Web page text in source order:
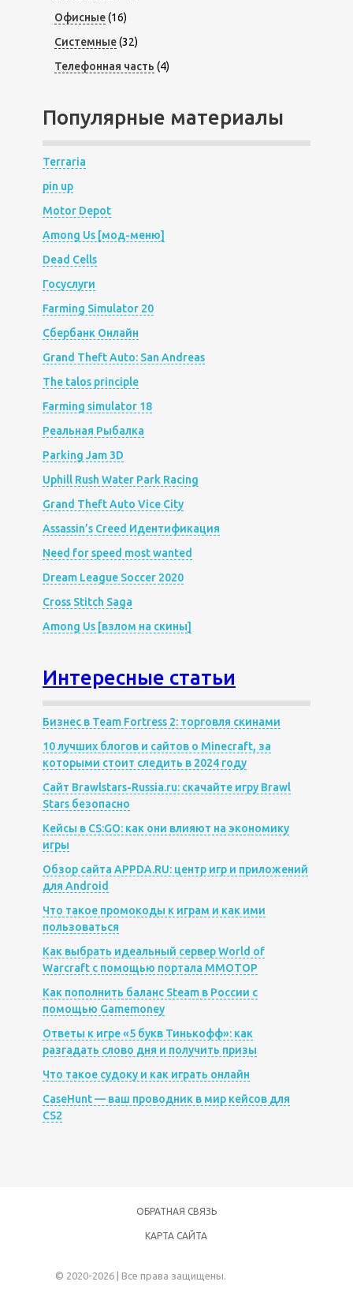
Офисные(16)
Системные(32)
Телефонная часть (4)
Популярные материалы
Terraria
pin up
Motor Depot
Among Us [мод-меню]
Dead Cells
Госуслуги
Farming Simulator 20
Сбербанк Онлайн
Grand Theft Auto: San Andreas
The talos principle
Farming simulator 18
Реальная Рыбалка
Parking Jam 3D
Uphill Rush Water Park Racing
Grand Theft Auto Vice City
Assassin’s Creed Идентификация
Need for speed most wanted
Dream League Soccer 2020
Cross Stitch Saga
Among Us [взлом на скины]
Интересные статьи
Бизнес в Team Fortress 2: торговля скинами
10 лучших блогов и сайтов о Minecraft, за
которыми стоит следить в 2024 году
Сайт Brawlstars-Russia.ru: скачайте игру Brawl
Stars безопасно
Кейсы в CS:GO: как они влияют на экономику
игры
Обзор сайта APPDA.RU: центр игр и приложений
для Android
Что такое промокоды к играм и как ими
пользоваться
Как выбрать идеальный сервер World of
Warcraft с помощью портала MMOTOP
Как пополнить баланс Steam в России с
помощью Gamemoney
Ответы к игре «5 букв Тинькофф»: как
разгадать слово дня и получить призы
Что такое судоку и как играть онлайн
CaseHunt — ваш проводник в мир кейсов для
CS2
ОБРАТНАЯ СВЯЗЬ
КАРТА САЙТА
© 2020-2026 | Все права защищены.